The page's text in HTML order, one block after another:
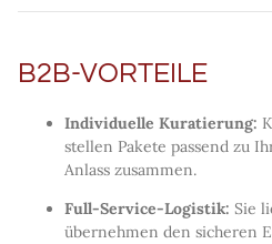
B2B-VORTEILE
Individuelle Kuratierung:
stellen Pakete passend zu
Anlass zusammen.
Full-Service-Logistik: Sie
übernehmen den sicheren